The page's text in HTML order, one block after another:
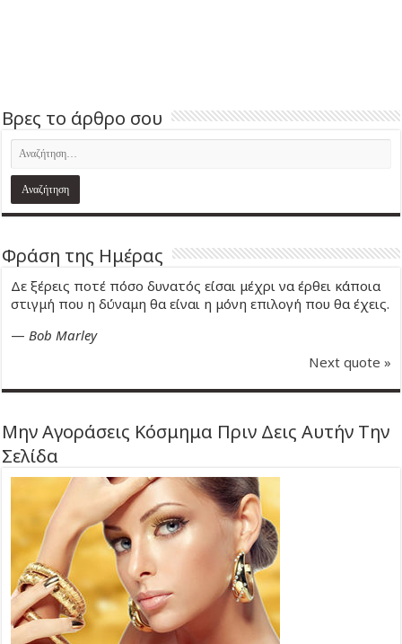
Βρες το άρθρο σου
Φράση της Ημέρας
Δε ξέρεις ποτέ πόσο δυνατός είσαι μέχρι να έρθει κάποια
στιγμή που η δύναμη θα είναι η μόνη επιλογή που θα έχεις.
— Bob Marley
Next quote »
Μην Αγοράσεις Κόσμημα Πριν Δεις Αυτήν Την
Σελίδα